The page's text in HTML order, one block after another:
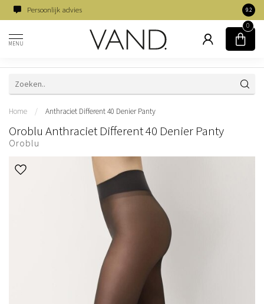
Persoonlijk advies 9.2
MENU
0
Home / Anthraciet Different 40 Denier Panty
Oroblu Anthraciet Different 40 Denier Panty
Oroblu